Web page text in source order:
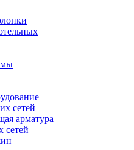
сетей
арматура
сетей